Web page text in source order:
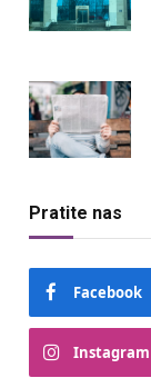
Pratite nas
Facebook
Instagram